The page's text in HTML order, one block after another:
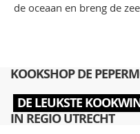
de oceaan en breng de
KOOKSHOP DE
DE LEUKSTE
IN REGIO UTRECHT